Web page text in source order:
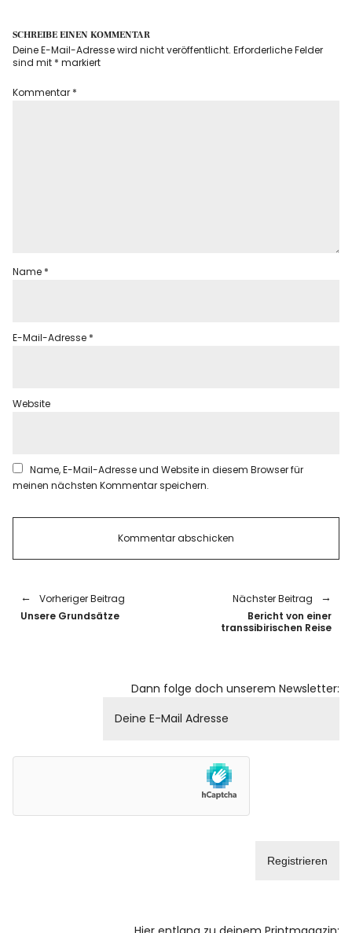
SCHREIBE EINEN KOMMENTAR
Deine E-Mail-Adresse wird nicht veröffentlicht. Erforderliche Felder
sind mit * markiert
Kommentar *
Name *
E-Mail-Adresse *
Website
Name, E-Mail-Adresse und Website in diesem Browser für
meinen nächsten Kommentar speichern.
Vorheriger Beitrag
Unsere Grundsätze
Nächster Beitrag
Bericht von einer
transsibirischen Reise
Dann folge doch unserem Newsletter: